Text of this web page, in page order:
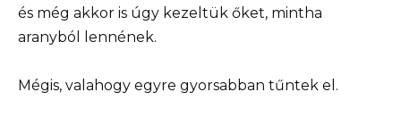
és még akkor is úgy kezeltük őket, mintha
aranyból lennének.
Mégis, valahogy egyre gyorsabban tűntek el.